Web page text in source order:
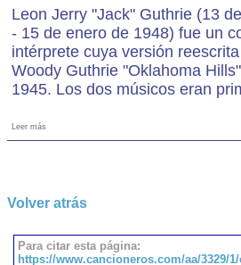
Leon Jerry "Jack" Guthrie (13
- 15 de enero de 1948) fue un
intérprete cuya versión
Woody Guthrie "Oklahoma
1945. Los dos músicos eran
Leer más
Volver atrás
Para citar esta página:
https://www.cancioneros.com/aa/3329/